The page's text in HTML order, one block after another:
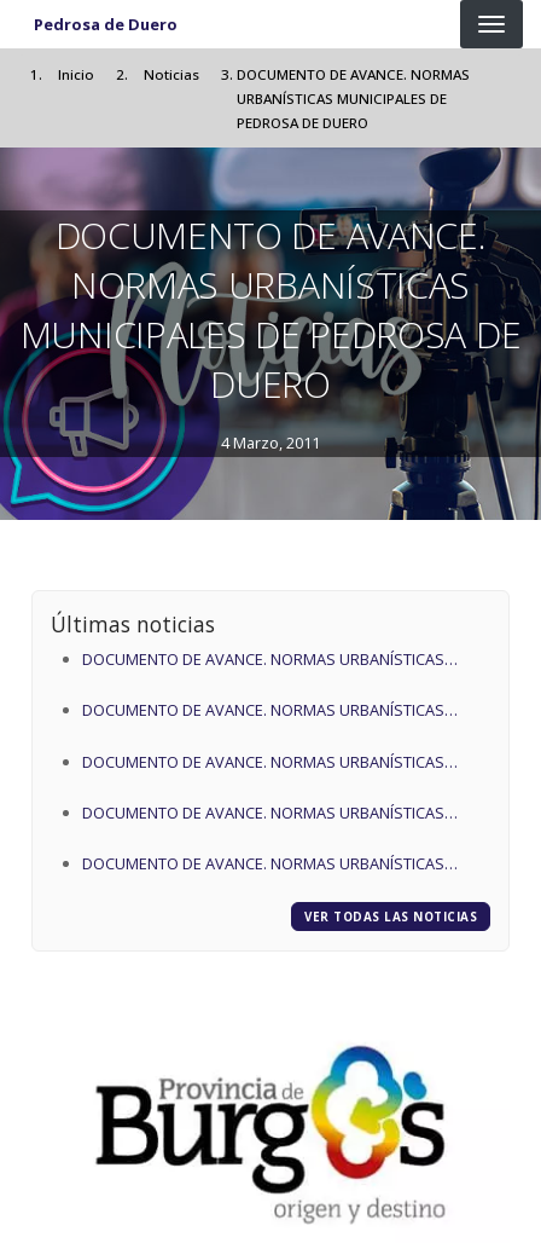
Pasar al contenido principal
Pedrosa de Duero
Inicio Noticias
DOCUMENTO DE AVANCE. NORMAS
URBANÍSTICAS MUNICIPALES DE
PEDROSA DE DUERO
DOCUMENTO DE AVANCE.
NORMAS URBANÍSTICAS
MUNICIPALES DE PEDROSA DE
DUERO
4 Marzo, 2011
Últimas noticias
DOCUMENTO DE AVANCE. NORMAS URBANÍSTICAS
DOCUMENTO DE AVANCE. NORMAS URBANÍSTICAS
DOCUMENTO DE AVANCE. NORMAS URBANÍSTICAS
DOCUMENTO DE AVANCE. NORMAS URBANÍSTICAS
DOCUMENTO DE AVANCE. NORMAS URBANÍSTICAS
VER TODAS LAS NOTICIAS